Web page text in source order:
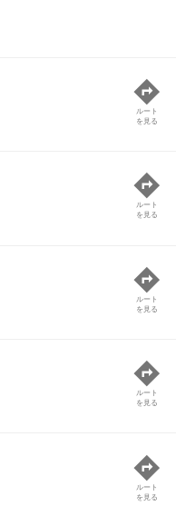
ルート
を見る
ルート
を見る
ルート
を見る
ルート
を見る
ルート
を見る